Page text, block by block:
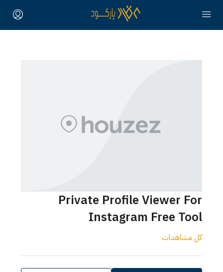
Private Profile Viewer For
Instagram Free Tool
كل مشاهدات